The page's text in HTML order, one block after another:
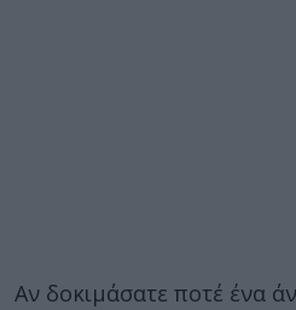
Αν δοκιμάσατε ποτέ ένα